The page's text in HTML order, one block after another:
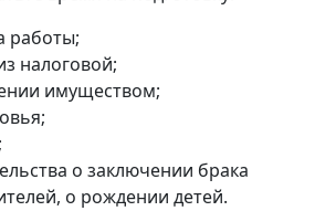
работы;
налоговой;
имуществом;
;
о заключении брака
, о рождении детей.